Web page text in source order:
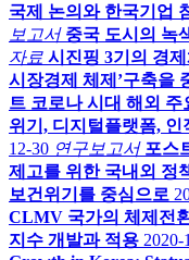
국제 논의와 한국기업
보고서 중국 도시의 녹
자료 시진핑 3기의 경
시장경제 체제’구축을
트 코로나 시대 해외
위기, 디지털플랫폼,
12-30 연구보고서 포스
제고를 위한 국내외 정
보건위기를 중심으로
CLMV 국가의 체제전
지수 개발과 적용 2020-